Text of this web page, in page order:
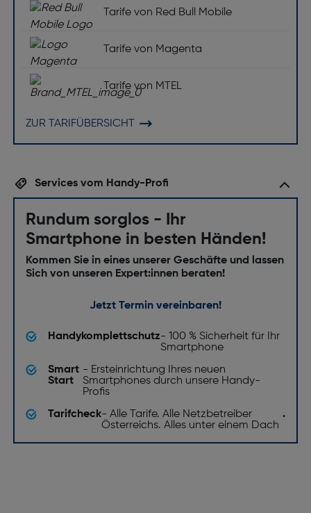
Tarife von Red Bull Mobile
Tarife von Magenta
Tarife von MTEL
ZUR TARIFÜBERSICHT
Services vom Handy-Profi
Rundum sorglos - Ihr
Smartphone in besten Händen!
Kommen Sie in eines unserer Geschäfte und lassen
Sich von unseren Expert:innen beraten!
Jetzt Termin vereinbaren!
Handykomplettschutz- 100 % Sicherheit für Ihr
Smartphone
Smart
Start
- Ersteinrichtung Ihres neuen
Smartphones durch unsere Handy-
Profis
Tarifcheck- Alle Tarife. Alle Netzbetreiber
Österreichs. Alles unter einem Dach
.